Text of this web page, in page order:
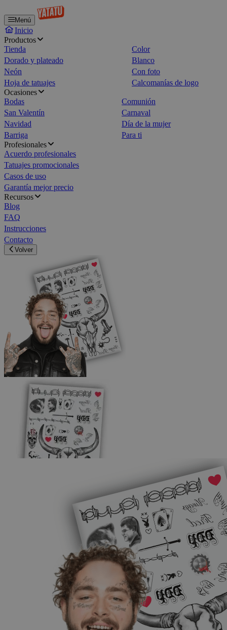
Menú
Inicio
Productos
Tienda
Color
Dorado y plateado
Blanco
Neón
Con foto
Hoja de tatuajes
Calcomanías de logo
Ocasiones
Bodas
Comunión
San Valentín
Carnaval
Navidad
Día de la mujer
Barriga
Para ti
Profesionales
Acuerdo profesionales
Tatuajes promocionales
Casos de uso
Garantía mejor precio
Recursos
Blog
FAQ
Instrucciones
Contacto
Volver